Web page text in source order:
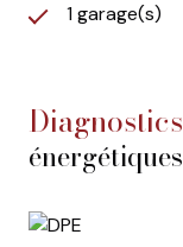
1 garage(s)
diagnostics
énergétiques